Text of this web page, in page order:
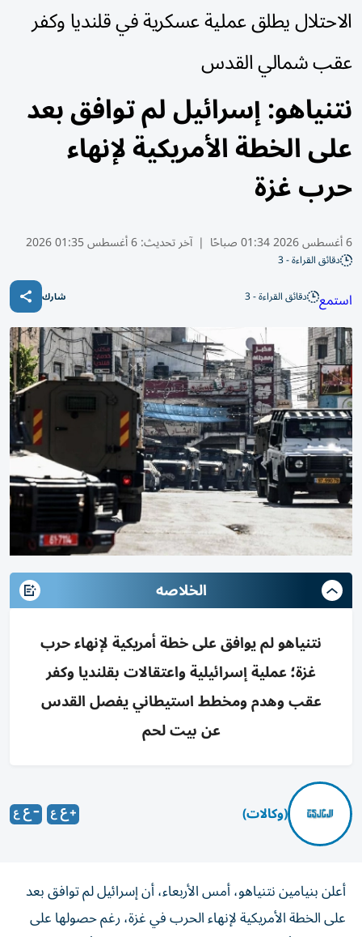
الاحتلال يطلق عملية عسكرية في قلنديا وكفر
عقب شمالي القدس
نتنياهو: إسرائيل لم توافق بعد
على الخطة الأمريكية لإنهاء
حرب غزة
6 أغسطس 2026 01:34 صباحًا | آخر تحديث:6 أغسطس 01:35 2026
دقائق القراءة - 3
استمع دقائق القراءة - 3 شارك
الخلاصه
نتنياهو لم يوافق على خطة أمريكية لإنهاء حرب
غزة؛ عملية إسرائيلية واعتقالات بقلنديا وكفر
عقب وهدم ومخطط استيطاني يفصل القدس
عن بيت لحم
(وكالات)
أعلن بنيامين نتنياهو، أمس الأربعاء، أن إسرائيل لم توافق بعد
على الخطة الأمريكية لإنهاء الحرب في غزة، رغم حصولها على